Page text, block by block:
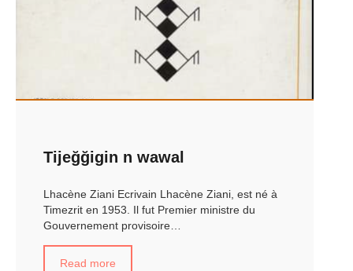
Tijeğğigin n wawal
Lhacène Ziani Ecrivain Lhacène Ziani, est né à
Timezrit en 1953. Il fut Premier ministre du
Gouvernement provisoire…
Read more